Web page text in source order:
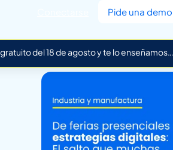
Pide una demo
del 18 de agosto y te lo enseñamos…